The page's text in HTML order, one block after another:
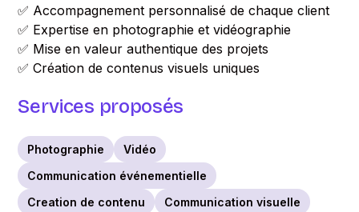
✅ Accompagnement personnalisé de chaque client
✅ Expertise en photographie et vidéographie
✅ Mise en valeur authentique des projets
✅ Création de contenus visuels uniques
Services proposés
Photographie
Vidéo
Communication événementielle
Creation de contenu
Communication visuelle